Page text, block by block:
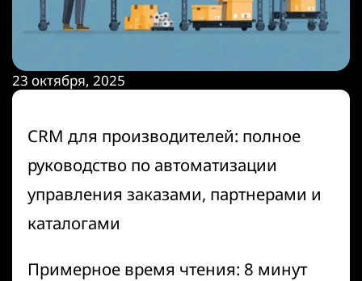
23 октября, 2025
CRM для производителей: полное
руководство по автоматизации
управления заказами, партнерами и
каталогами
Примерное время чтения: 8 минут